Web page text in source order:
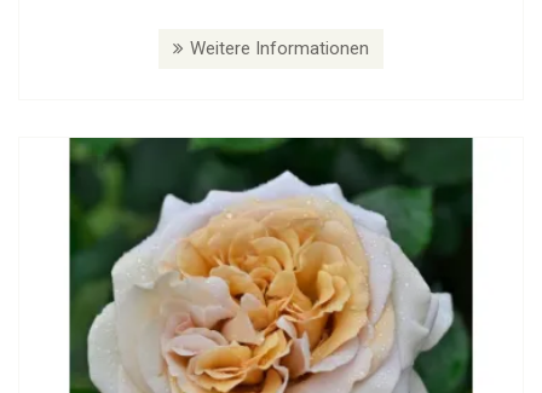
Weitere Informationen